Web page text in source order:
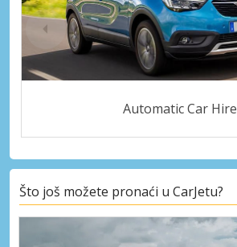
Automatic Car Hire
Što još možete pronaći u CarJetu?